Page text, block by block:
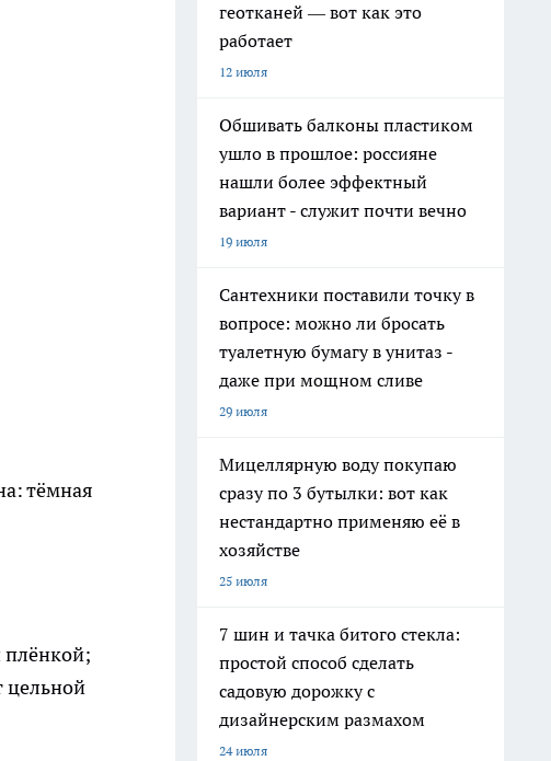
тёмная
цельной
геотканей — вот как это
работает
12 июля
Обшивать балконы пластиком
ушло в прошлое: россияне
нашли более эффектный
вариант - служит почти вечно
19 июля
Сантехники поставили точку в
вопросе: можно ли бросать
туалетную бумагу в унитаз -
даже при мощном сливе
29 июля
Мицеллярную воду покупаю
сразу по 3 бутылки: вот как
нестандартно применяю её в
хозяйстве
25 июля
7 шин и тачка битого стекла:
простой способ сделать
садовую дорожку с
дизайнерским размахом
24 июля